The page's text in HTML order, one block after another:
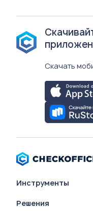
Скачать
Инструменты
Решения